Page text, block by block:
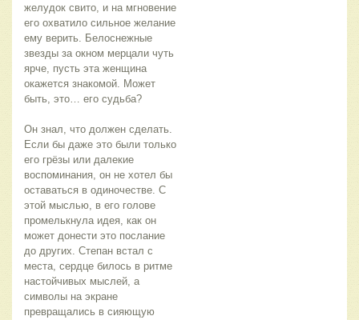
желудок свито, и на мгновение
его охватило сильное желание
ему верить. Белоснежные
звезды за окном мерцали чуть
ярче, пусть эта женщина
окажется знакомой. Может
быть, это… его судьба?
Он знал, что должен сделать.
Если бы даже это были только
его грёзы или далекие
воспоминания, он не хотел бы
оставаться в одиночестве. С
этой мыслью, в его голове
промелькнула идея, как он
может донести это послание
до других. Степан встал с
места, сердце билось в ритме
настойчивых мыслей, а
символы на экране
превращались в сияющую